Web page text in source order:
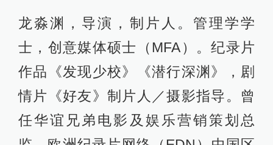
杨平道：大概是06年的时候，我在北
京上学，暑假想拍一个短片，一个爱
情故事。小地方的人面对镜头比较扭
捏，他们觉得明星像星星一样遥远，
是不可触及的一个物种。当他们有机